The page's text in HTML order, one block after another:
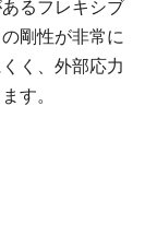
るフレキシブ
剛性が非常に
く、外部応力
す。